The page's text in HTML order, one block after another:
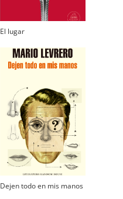
El lugar
Dejen todo en mis manos